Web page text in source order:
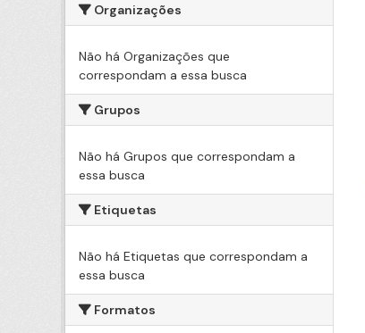
Organizações
Não há Organizações que
correspondam a essa busca
Grupos
Não há Grupos que correspondam a
essa busca
Etiquetas
Não há Etiquetas que correspondam a
essa busca
Formatos